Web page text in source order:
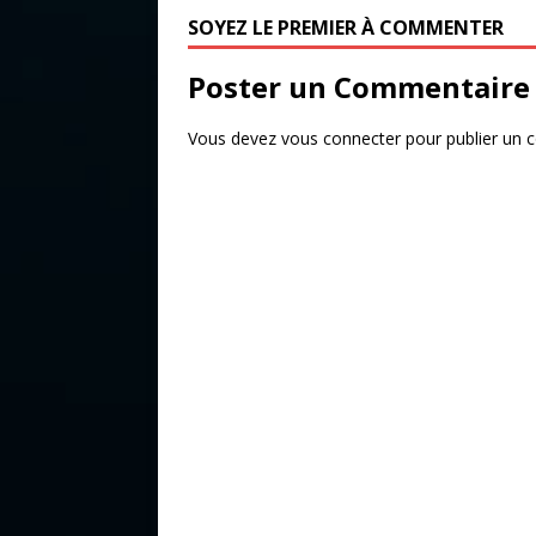
o
o
k
r
SOYEZ LE PREMIER À COMMENTER
Poster un Commentaire
Vous devez vous connecterpour publier un